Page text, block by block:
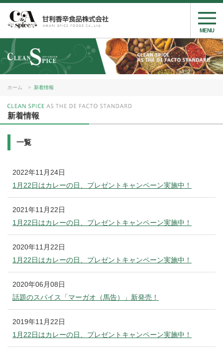
MENU
ホーム 新着情報
新着情報
一覧
2022年11月24日
1月22日はカレーの日、プレゼントキャンペーン実施中！
2021年11月22日
1月22日はカレーの日、プレゼントキャンペーン実施中！
2020年11月22日
1月22日はカレーの日、プレゼントキャンペーン実施中！
2020年06月08日
話題のスパイス「マーガオ（馬告）」新発売！
2019年11月22日
1月22日はカレーの日、プレゼントキャンペーン実施中！